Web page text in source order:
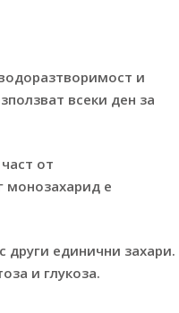
и
всеки ден за
от
монозахарид е
други единични захари.
и глукоза.